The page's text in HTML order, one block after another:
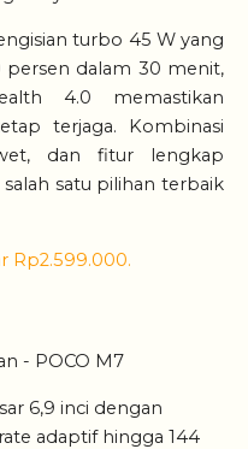
turbo 45 W yang
dalam 30 menit,
4.0 memastikan
terjaga. Kombinasi
dan fitur lengkap
satu pilihan terbaik
Rp2.599.000.
6,9 inci dengan
adaptif hingga 144